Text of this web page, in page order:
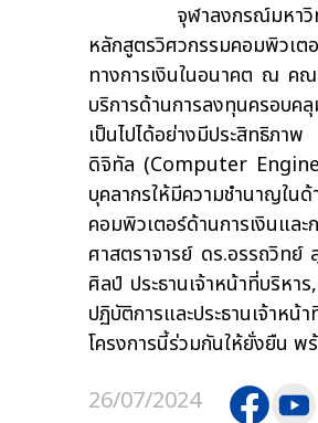
จุฬาลงกรณ์มหาวิทยาลัย
หลักสูตรวิศวกรรมคอมพิว
ทางการเงินในอนาคต ณ ค
บริการด้านการลงทุนครอบ
เป็นไปได้อย่างมีประสิทธิภา
ดิจิทัล (Computer
บุคลากรให้มีความชำนาญใ
คอมพิวเตอร์ด้านการเงินแ
ศาสตราจารย์ ดร.อรรถวิท
ศิลป์ ประธานเจ้าหน้าที่บริห
ปฏิบัติการและประธานเจ้าห
โครงการนี้ร่วมกันให้ยั่งยืน
26/07/2024